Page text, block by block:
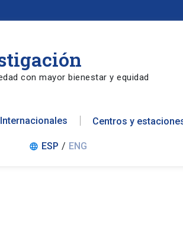
con mayor bienestar y equidad
Centros y
language ESP / ENG